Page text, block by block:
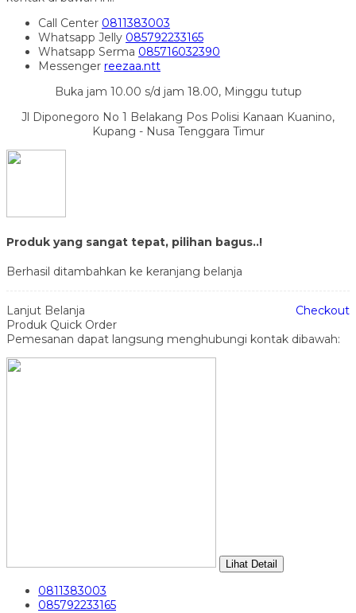
Call Center 0811383003
Whatsapp Jelly 085792233165
Whatsapp Serma 085716032390
Messenger reezaa.ntt
Buka jam 10.00 s/d jam 18.00, Minggu tutup
Jl Diponegoro No 1 Belakang Pos Polisi Kanaan Kuanino,
Kupang - Nusa Tenggara Timur
Produk yang sangat tepat, pilihan bagus..!
Berhasil ditambahkan ke keranjang belanja
Lanjut Belanja
Checkout
Produk Quick Order
Pemesanan dapat langsung menghubungi kontak dibawah:
Lihat Detail
0811383003
085792233165